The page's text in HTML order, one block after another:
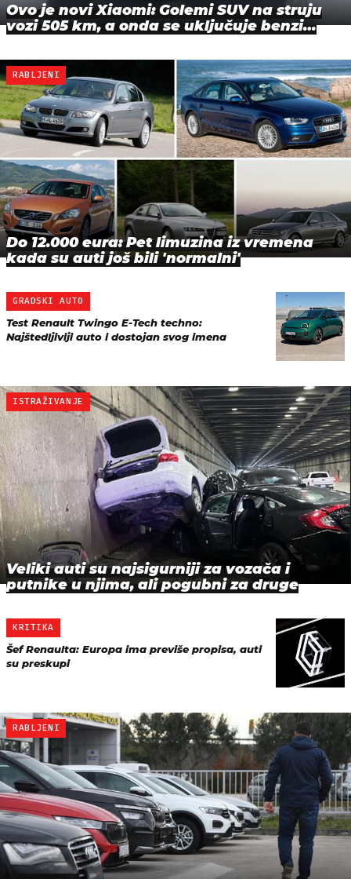
Ovo je novi Xiaomi: Golemi SUV na struju
vozi 505 km, a onda se uključuje benzi…
RABLJENI
Do 12.000 eura: Pet limuzina iz vremena
kada su auti još bili 'normalni'
GRADSKI AUTO
Test Renault Twingo E-Tech techno:
Najštedljiviji auto i dostojan svog imena
ISTRAŽIVANJE
Veliki auti su najsigurniji za vozača i
putnike u njima, ali pogubni za druge
KRITIKA
Šef Renaulta: Europa ima previše propisa, auti
su preskupi
RABLJENI